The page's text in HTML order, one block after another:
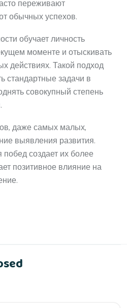
переживают
обычных успехов.
обучает личность
моменте и отыскивать
действиях. Такой подход
стандартные задачи в
совокупный степень
даже самых малых,
выявления развития.
создает их более
позитивное влияние на